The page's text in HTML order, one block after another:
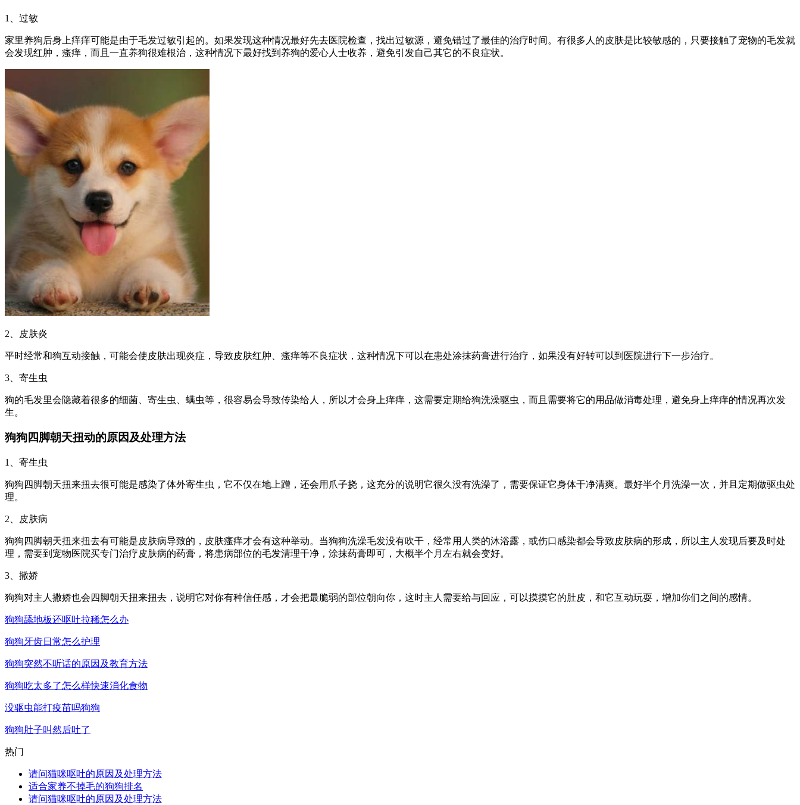
1、过敏
家里养狗后身上痒痒可能是由于毛发过敏引起的。如果发现这种情况最好先去医院检查，找出过敏源，避免错过了最佳的治疗时间。有很多人的皮肤是比较敏感的，只要接触了宠物的毛发就
会发现红肿，瘙痒，而且一直养狗很难根治，这种情况下最好找到养狗的爱心人士收养，避免引发自己其它的不良症状。
2、皮肤炎
平时经常和狗互动接触，可能会使皮肤出现炎症，导致皮肤红肿、瘙痒等不良症状，这种情况下可以在患处涂抹药膏进行治疗，如果没有好转可以到医院进行下一步治疗。
3、寄生虫
狗的毛发里会隐藏着很多的细菌、寄生虫、螨虫等，很容易会导致传染给人，所以才会身上痒痒，这需要定期给狗洗澡驱虫，而且需要将它的用品做消毒处理，避免身上痒痒的情况再次发
生。
狗狗四脚朝天扭动的原因及处理方法
1、寄生虫
狗狗四脚朝天扭来扭去很可能是感染了体外寄生虫，它不仅在地上蹭，还会用爪子挠，这充分的说明它很久没有洗澡了，需要保证它身体干净清爽。最好半个月洗澡一次，并且定期做驱虫处
理。
2、皮肤病
狗狗四脚朝天扭来扭去有可能是皮肤病导致的，皮肤瘙痒才会有这种举动。当狗狗洗澡毛发没有吹干，经常用人类的沐浴露，或伤口感染都会导致皮肤病的形成，所以主人发现后要及时处
理，需要到宠物医院买专门治疗皮肤病的药膏，将患病部位的毛发清理干净，涂抹药膏即可，大概半个月左右就会变好。
3、撒娇
狗狗对主人撒娇也会四脚朝天扭来扭去，说明它对你有种信任感，才会把最脆弱的部位朝向你，这时主人需要给与回应，可以摸摸它的肚皮，和它互动玩耍，增加你们之间的感情。
狗狗舔地板还呕吐拉稀怎么办
狗狗牙齿日常怎么护理
狗狗突然不听话的原因及教育方法
狗狗吃太多了怎么样快速消化食物
没驱虫能打疫苗吗狗狗
狗狗肚子叫然后吐了
热门
请问猫咪呕吐的原因及处理方法
适合家养不掉毛的狗狗排名
请问猫咪呕吐的原因及处理方法